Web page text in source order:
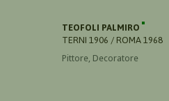
TEOFOLI PALMIRO
TERNI 1906 / ROMA 1968
Pittore, Decoratore